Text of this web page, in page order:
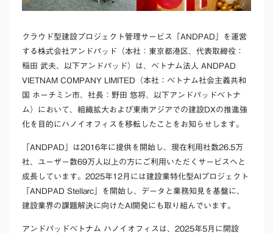
クラウド型建設プロジェクト管理サービス「ANDPAD」を運営
する株式会社アンドパッド（本社：東京都港区、代表取締役：
稲田 武夫、以下アンドパッド）は、ベトナム法人 ANDPAD
VIETNAM COMPANY LIMITED（本社：ベトナム社会主義共和
国 ホーチミン市、社長：野田 悠将、以下アンドパッドベトナ
ム）において、組織拡大および東南アジアでの建設DXの推進強
化を目的にハノイオフィスを移転したことをお知らせします。
「ANDPAD」は2016年に提供を開始し、現在利用社数26.5万
社、ユーザー数69万人以上の方にご利用いただくサービスへと
成長しています。2025年12月には建設業特化型AIプロジェクト
「ANDPAD Stellarc」を開始し、データと業務知見を基盤に、
建設業界の課題解決に向けたAI開発にも取り組んでいます。
アンドパッドベトナム ハノイオフィスは、2025年5月に開設